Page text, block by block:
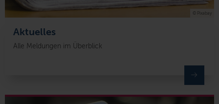
Aktuelles
Alle Meldungen im Überblick
© Pixabay